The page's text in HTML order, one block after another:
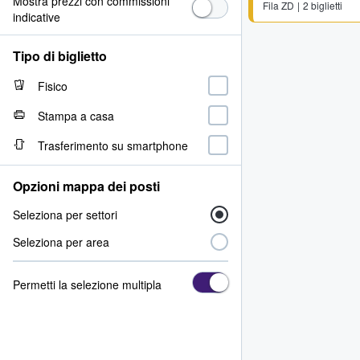
Fila ZD 2 biglietti
indicative
Tipo di biglietto
Fisico
Stampa a casa
Trasferimento su smartphone
Opzioni mappa dei posti
Seleziona per settori
Seleziona per area
Permetti la selezione multipla